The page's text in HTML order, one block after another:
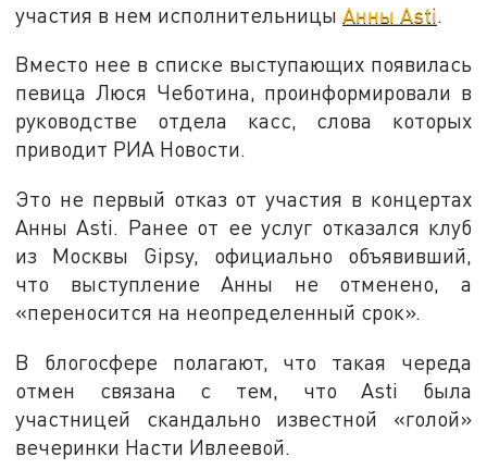
участия в нем исполнительницыАнны Asti.
Вместо нее в списке выступающих появилась
певица Люся Чеботина, проинформировали в
руководстве отдела касс, слова которых
приводит РИА Новости.
Это не первый отказ от участия в концертах
Анны Asti. Ранее от ее услуг отказался клуб
из Москвы Gipsy, официально объявивший,
что выступление Анны не отменено, а
«переносится на неопределенный срок».
В блогосфере полагают, что такая череда
отмен связана с тем, что Asti была
участницей скандально известной «голой»
вечеринки Насти Ивлеевой.